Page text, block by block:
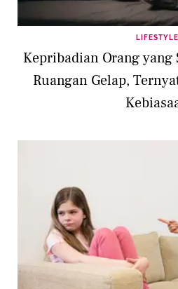
LIFESTYLE
Kepribadian Orang yang
Ruangan Gelap,